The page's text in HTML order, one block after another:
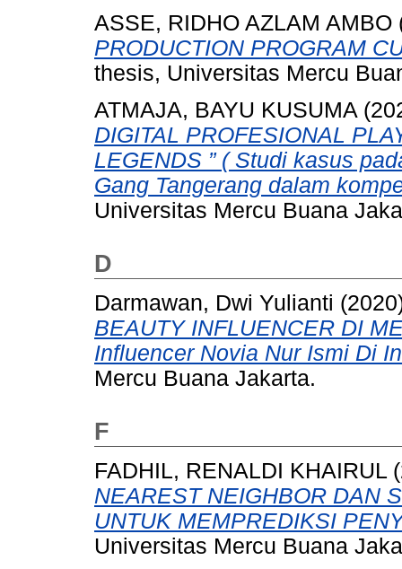
ASSE, RIDHO AZLAM AMBO
PRODUCTION PROGRAM
thesis, Universitas Mercu
ATMAJA, BAYU KUSUMA
DIGITAL PROFESIONAL
LEGENDS ” ( Studi kasus
Gang Tangerang dalam
Universitas Mercu Buana
D
Darmawan, Dwi Yulianti
BEAUTY INFLUENCER DI
Influencer Novia Nur Ismi Di
Mercu Buana Jakarta.
F
FADHIL, RENALDI KHAIRUL
NEAREST NEIGHBOR DAN
UNTUK MEMPREDIKSI
Universitas Mercu Buana